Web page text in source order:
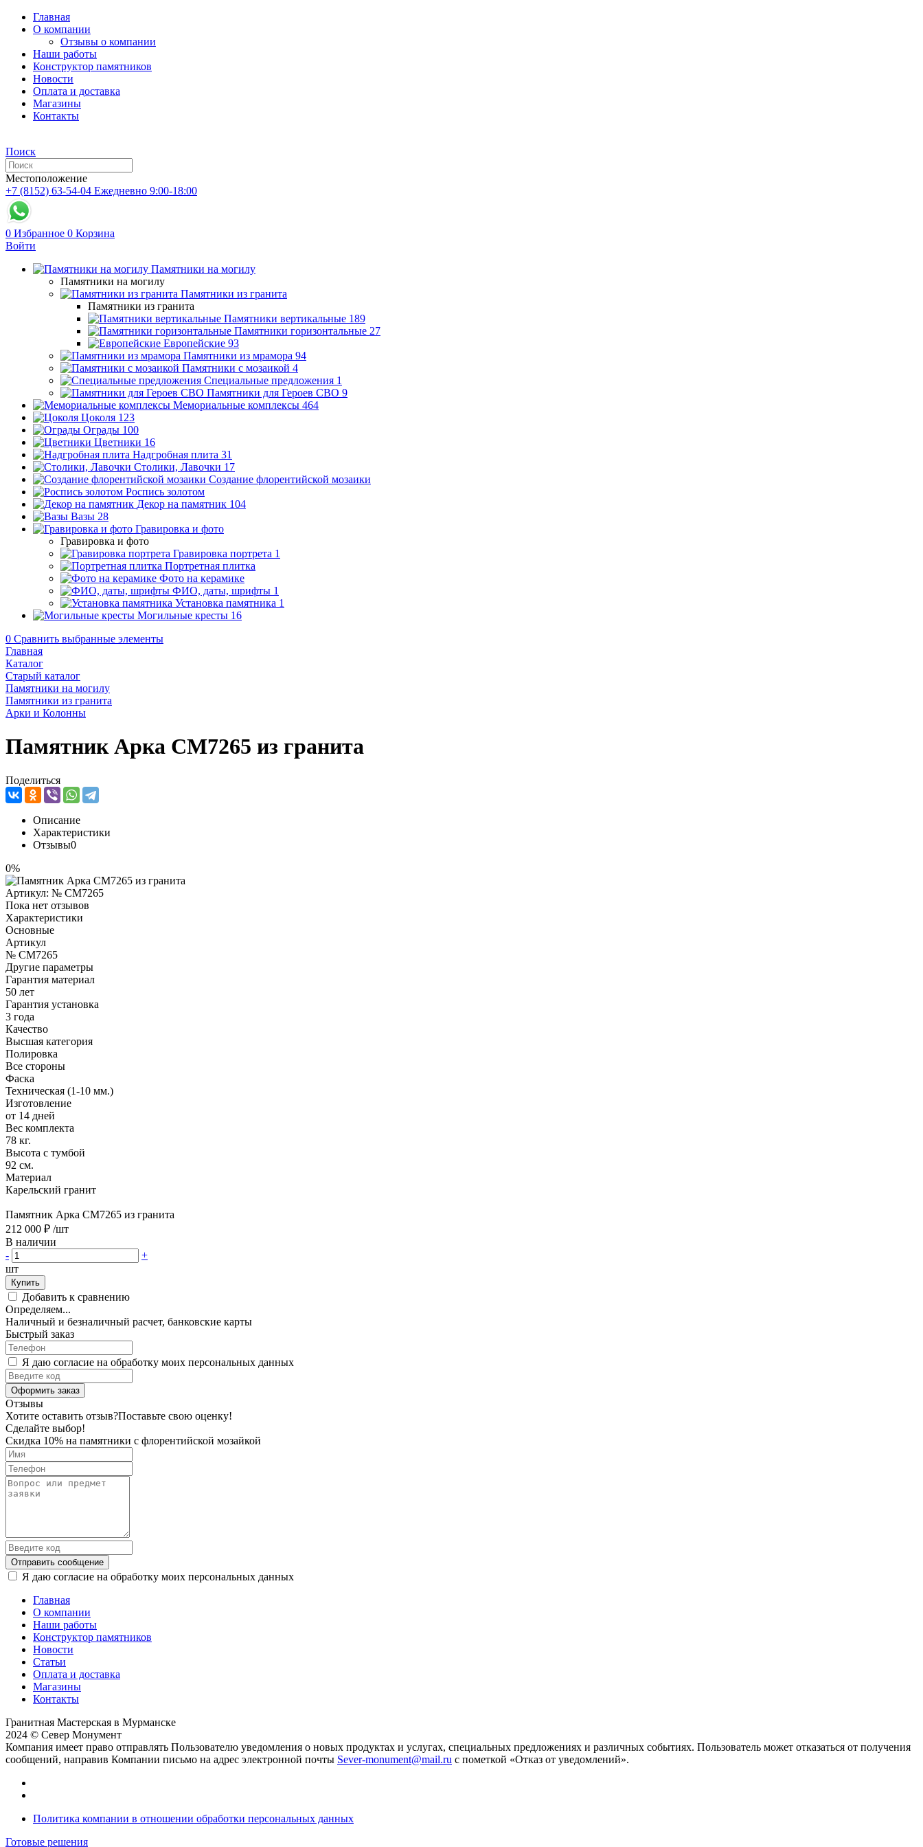
Главная
О компании
Отзывы о компании
Наши работы
Конструктор памятников
Новости
Оплата и доставка
Магазины
Контакты
Поиск
Местоположение
+7 (8152) 63-54-04 Ежедневно 9:00-18:00
0 Избранное 0 Корзина
Войти
Памятники на могилу
Памятники на могилу
Памятники из гранита
Памятники из гранита
Памятники вертикальные 189
Памятники горизонтальные 27
Европейские 93
Памятники из мрамора 94
Памятники с мозаикой 4
Специальные предложения 1
Памятники для Героев СВО 9
Мемориальные комплексы 464
Цоколя 123
Ограды 100
Цветники 16
Надгробная плита 31
Столики, Лавочки 17
Создание флорентийской мозаики
Роспись золотом
Декор на памятник 104
Вазы 28
Гравировка и фото
Гравировка и фото
Гравировка портрета 1
Портретная плитка
Фото на керамике
ФИО, даты, шрифты 1
Установка памятника 1
Могильные кресты 16
0 Сравнить выбранные элементы
Главная
Каталог
Старый каталог
Памятники на могилу
Памятники из гранита
Арки и Колонны
Памятник Арка CM7265 из гранита
Поделиться
Описание
Характеристики
Отзывы0
0%
Артикул: № CM7265
Пока нет отзывов
Характеристики
Основные
Артикул
№ CM7265
Другие параметры
Гарантия материал
50 лет
Гарантия установка
3 года
Качество
Высшая категория
Полировка
Все стороны
Фаска
Техническая (1-10 мм.)
Изготовление
от 14 дней
Вес комплекта
78 кг.
Высота с тумбой
92 см.
Материал
Карельский гранит
Памятник Арка CM7265 из гранита
212 000 ₽ /шт
В наличии
-
+
шт
Купить
Добавить к сравнению
Определяем...
Наличный и безналичный расчет, банковские карты
Быстрый заказ
Я даю согласие на обработку моих персональных данных
Оформить заказ
Отзывы
Хотите оставить отзыв?Поставьте свою оценку!
Сделайте выбор!
Скидка 10% на памятники с флорентийской мозайкой
Отправить сообщение
Я даю согласие на обработку моих персональных данных
Главная
О компании
Наши работы
Конструктор памятников
Новости
Статьи
Оплата и доставка
Магазины
Контакты
Гранитная Мастерская в Мурманске
2024 © Север Монумент
Компания имеет право отправлять Пользователю уведомления о новых продуктах и услугах, специальных предложениях и различных событиях. Пользователь может отказаться от получения
сообщений, направив Компании письмо на адрес электронной почты Sever-monument@mail.ru с пометкой «Отказ от уведомлений».
Политика компании в отношении обработки персональных данных
Готовые решения